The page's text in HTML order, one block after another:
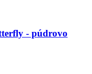
- púdrovo